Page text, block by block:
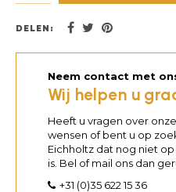
DELEN:
Neem contact met
Wij helpen u
Heeft u vragen over
wensen of bent u op
Eichholtz dat nog niet
is. Bel of mail ons dan
+31 (0)35 622 15 36